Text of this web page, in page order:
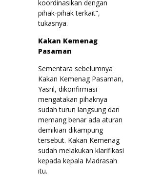
koordinasikan dengan
pihak-pihak terkait”,
tukasnya.
Kakan Kemenag
Pasaman
Sementara sebelumnya
Kakan Kemenag Pasaman,
Yasril, dikonfirmasi
mengatakan pihaknya
sudah turun langsung dan
memang benar ada aturan
demikian dikampung
tersebut. Kakan Kemenag
sudah melakukan klarifikasi
kepada kepala Madrasah
itu.